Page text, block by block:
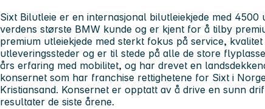
Sixt Bilutleie er en internasjonal bilutleiekjede med 4500
verdens største BMW kunde og er kjent for å tilby
premium utleiekjede med sterkt fokus på service,
utleveringssteder og er til stede på alle de store
års erfaring med mobilitet, og har drevet en
konsernet som har franchise rettighetene for Sixt i
Kristiansand. Konsernet er opptatt av å drive en sunn
resultater de siste årene.